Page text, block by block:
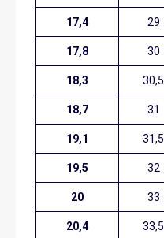
17,4 29
17,8 30
18,3 30,5
18,7 31
19,1 31,5
19,5 32
20 33
20,4 33,5